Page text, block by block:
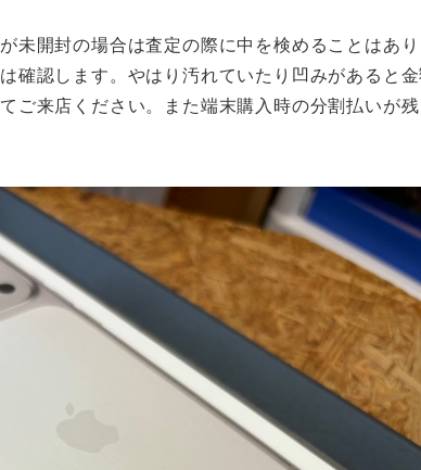
未開封の場合は査定の際に中を検めることはあり
確認します。やはり汚れていたり凹みがあると
ご来店ください。また端末購入時の分割払いが残